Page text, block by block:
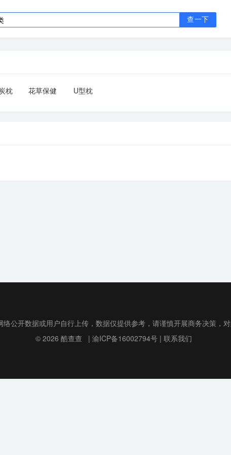
查一下
枕
花草保健
U型枕
公开数据或用户自行上传，数据仅提供参考，请谨慎开展商务决策，对
© 2026 酷查查 | 渝ICP备16002794号| 联系我们